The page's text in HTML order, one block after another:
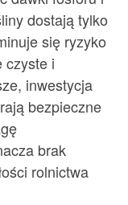
dostają tylko
się ryzyko
czyste i
inwestycja
bezpieczne
brak
rolnictwa